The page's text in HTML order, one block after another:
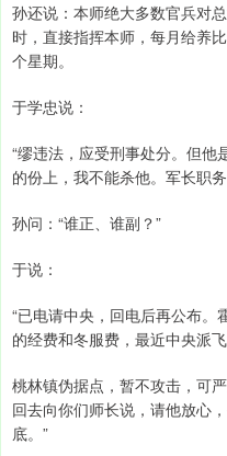
孙还说：本师绝大多数官兵对
时，直接指挥本师，每月给养
个星期。
于学忠说：
“缪违法，应受刑事处分。但
的份上，我不能杀他。军长职
孙问：“谁正、谁副？”
于说：
“已电请中央，回电后再公布
的经费和冬服费，最近中央派
桃林镇伪据点，暂不攻击，可
回去向你们师长说，请他放心
底。”